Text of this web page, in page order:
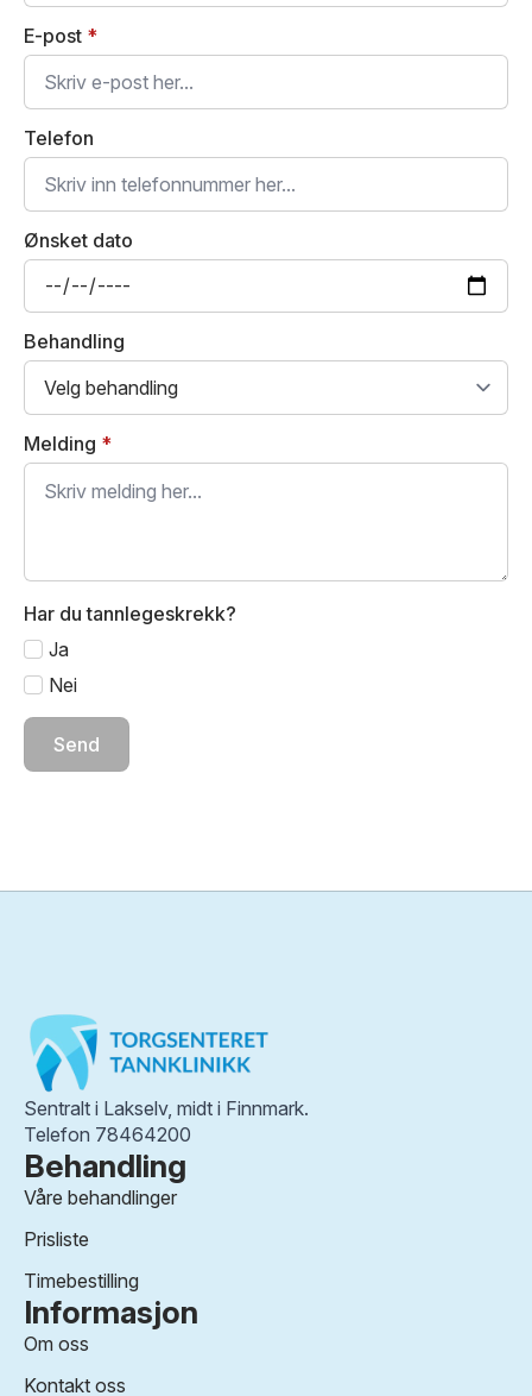
E-post *
Telefon
Ønsket dato
Behandling
Melding *
Har du tannlegeskrekk?
Ja
Nei
Send
Sentralt i Lakselv, midt i Finnmark.
Telefon 78464200
Behandling
Våre behandlinger
Prisliste
Timebestilling
Informasjon
Om oss
Kontakt oss